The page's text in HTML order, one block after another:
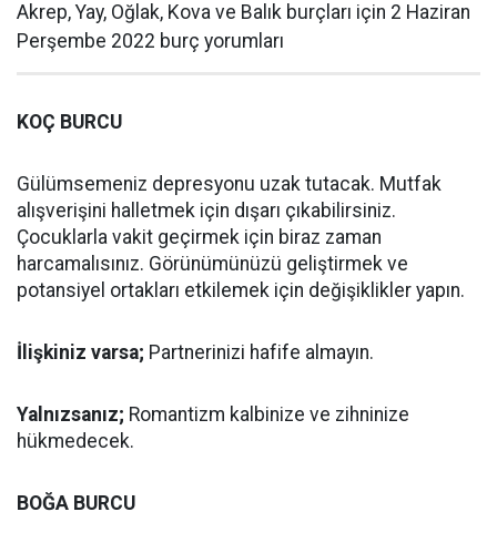
Akrep, Yay, Oğlak, Kova ve Balık burçları için 2 Haziran
Perşembe 2022 burç yorumları
KOÇ BURCU
Gülümsemeniz depresyonu uzak tutacak. Mutfak
alışverişini halletmek için dışarı çıkabilirsiniz.
Çocuklarla vakit geçirmek için biraz zaman
harcamalısınız. Görünümünüzü geliştirmek ve
potansiyel ortakları etkilemek için değişiklikler yapın.
İlişkiniz varsa; Partnerinizi hafife almayın.
Yalnızsanız; Romantizm kalbinize ve zihninize
hükmedecek.
BOĞA BURCU